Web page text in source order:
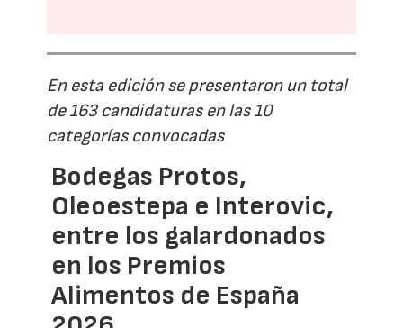
En esta edición se presentaron un total
de 163 candidaturas en las 10
categorías convocadas
Bodegas Protos,
Oleoestepa e Interovic,
entre los galardonados
en los Premios
Alimentos de España